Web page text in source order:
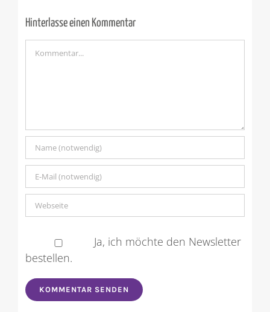
Hinterlasse einen Kommentar
Kommentar
Ja, ich möchte den Newsletter
bestellen.